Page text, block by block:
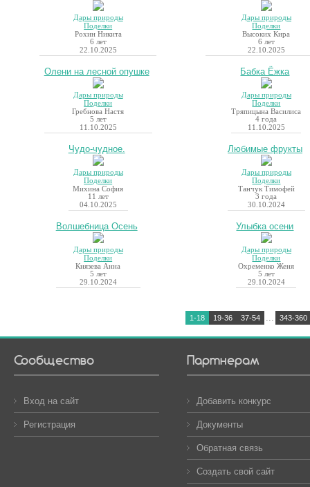
Дары природы
Поделки
Рохин Никита
6 лет
22.10.2025
Дары природы
Поделки
Высоких Кира
6 лет
22.10.2025
Олени на лесной опушке
Дары природы
Поделки
Гребнова Настя
5 лет
11.10.2025
Бабка Ёжка
Дары природы
Поделки
Тряпицына Василиса
4 года
11.10.2025
Чудо-чудное.
Дары природы
Поделки
Михина София
11 лет
04.10.2025
Любимые фрукты
Дары природы
Поделки
Танчук Тимофей
3 года
30.10.2024
Волшебница Осень
Дары природы
Поделки
Князева Анна
5 лет
29.10.2024
Улыбка осени
Дары природы
Поделки
Охременко Женя
5 лет
29.10.2024
1-18 19-36 37-54 ... 343-360
Сообщество
Вход на сайт
Регистрация
Партнерам
Добавить конкурс
Документы
Обратная связь
Создать свой сайт